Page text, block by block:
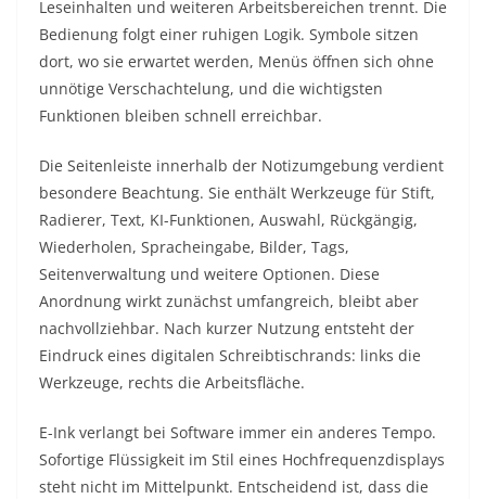
Leseinhalten und weiteren Arbeitsbereichen trennt. Die
Bedienung folgt einer ruhigen Logik. Symbole sitzen
dort, wo sie erwartet werden, Menüs öffnen sich ohne
unnötige Verschachtelung, und die wichtigsten
Funktionen bleiben schnell erreichbar.
Die Seitenleiste innerhalb der Notizumgebung verdient
besondere Beachtung. Sie enthält Werkzeuge für Stift,
Radierer, Text, KI-Funktionen, Auswahl, Rückgängig,
Wiederholen, Spracheingabe, Bilder, Tags,
Seitenverwaltung und weitere Optionen. Diese
Anordnung wirkt zunächst umfangreich, bleibt aber
nachvollziehbar. Nach kurzer Nutzung entsteht der
Eindruck eines digitalen Schreibtischrands: links die
Werkzeuge, rechts die Arbeitsfläche.
E-Ink verlangt bei Software immer ein anderes Tempo.
Sofortige Flüssigkeit im Stil eines Hochfrequenzdisplays
steht nicht im Mittelpunkt. Entscheidend ist, dass die